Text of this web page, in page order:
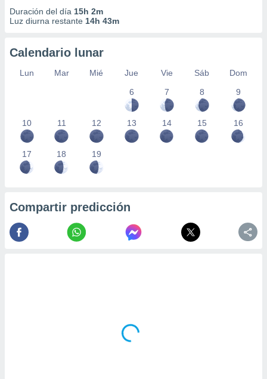
Duración del día 15h 2m
Luz diurna restante 14h 43m
Calendario lunar
Lun Mar Mié Jue Vie Sáb
Dom
6
7 8 9
10 11 12 13 14 15 16
17 18 19
Compartir predicción